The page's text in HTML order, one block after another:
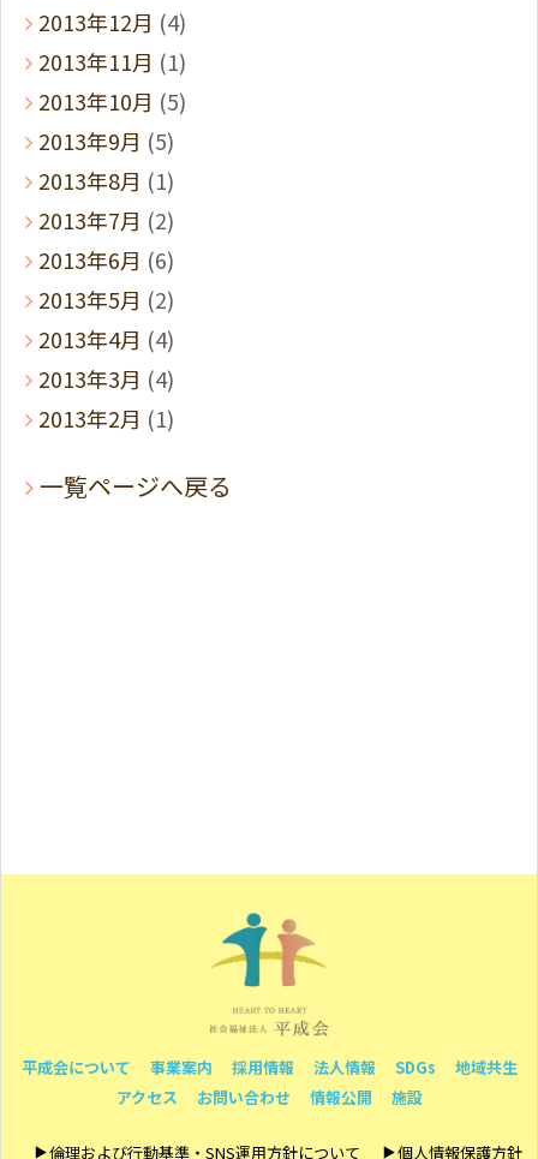
2013年12月 (4)
2013年11月 (1)
2013年10月 (5)
2013年9月 (5)
2013年8月 (1)
2013年7月 (2)
2013年6月 (6)
2013年5月 (2)
2013年4月 (4)
2013年3月 (4)
2013年2月 (1)
一覧ページへ戻る
平成会について 事業案内 採用情報 法人情報 SDGs
地域共生
アクセス
お問い合わせ 情報公開 施設
倫理および行動基準・SNS運用方針について 個人情報保護方針